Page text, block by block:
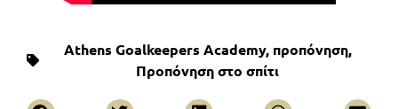
Athens Goalkeepers Academy, προπόνηση,
Προπόνηση στο σπίτι